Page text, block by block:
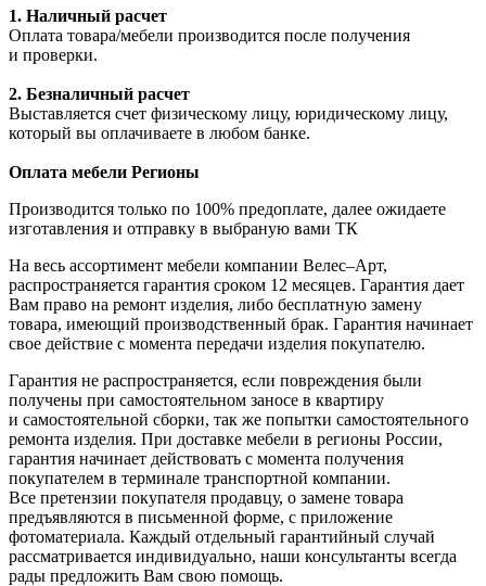
1. Наличный расчет
Оплата товара/мебели производится после получения
и проверки.
2. Безналичный расчет
Выставляется счет физическому лицу, юридическому лицу,
который вы оплачиваете в любом банке.
Оплата мебели Регионы
Производится только по 100% предоплате, далее ожидаете
изготавления и отправку в выбраную вами ТК
На весь ассортимент мебели компании Велес–Арт,
распространяется гарантия сроком 12 месяцев. Гарантия дает
Вам право на ремонт изделия, либо бесплатную замену
товара, имеющий производственный брак. Гарантия начинает
свое действие с момента передачи изделия покупателю.
Гарантия не распространяется, если повреждения были
получены при самостоятельном заносе в квартиру
и самостоятельной сборки, так же попытки самостоятельного
ремонта изделия. При доставке мебели в регионы России,
гарантия начинает действовать с момента получения
покупателем в терминале транспортной компании.
Все претензии покупателя продавцу, о замене товара
предъявляются в письменной форме, с приложение
фотоматериала. Каждый отдельный гарантийный случай
рассматривается индивидуально, наши консультанты всегда
рады предложить Вам свою помощь.